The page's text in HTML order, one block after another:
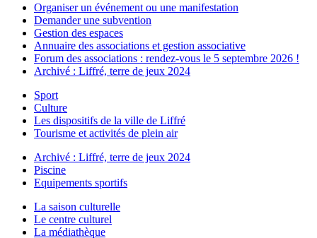
Organiser un événement ou une manifestation
Demander une subvention
Gestion des espaces
Annuaire des associations et gestion associative
Forum des associations : rendez-vous le 5 septembre 2026 !
Archivé : Liffré, terre de jeux 2024
Sport
Culture
Les dispositifs de la ville de Liffré
Tourisme et activités de plein air
Archivé : Liffré, terre de jeux 2024
Piscine
Equipements sportifs
La saison culturelle
Le centre culturel
La médiathèque